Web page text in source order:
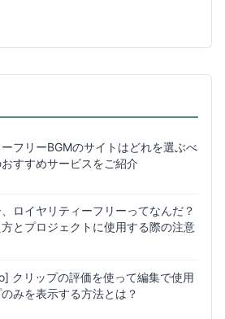
フリーBGMのサイトはどれを選ぶべ
すすめサービスをご紹介
ロイヤリティーフリーってなんだ？
とプロジェクトに使用する際の注意
クリップの評価を使って編集で使用
みを表示する方法とは？